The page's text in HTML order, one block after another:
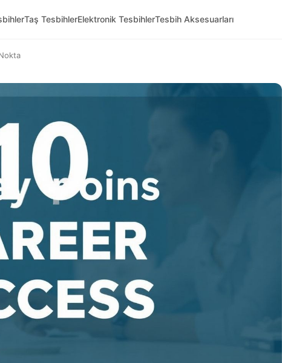
Taş TesbihlerElektronik TesbihlerTesbih Aksesuarları